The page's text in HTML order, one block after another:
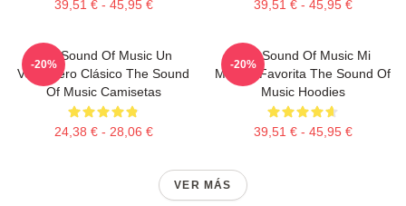
39,51 € - 45,95 € 39,51 € - 45,95 €
The Sound Of Music Un
Verdadero Clásico The Sound
Of Music Camisetas
24,38 € - 28,06 €
-20%
The Sound Of Music Mi
Música Favorita The Sound Of
Music Hoodies
39,51 € - 45,95 €
-20%
VER MÁS